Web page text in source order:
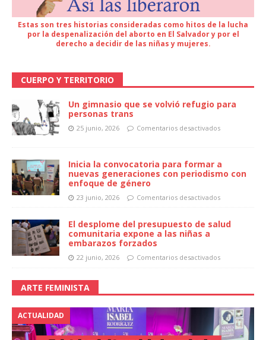
Estas son tres historias consideradas como hitos de la lucha
por la despenalización del aborto en El Salvador y por el
derecho a decidir de las niñas y mujeres.
CUERPO Y TERRITORIO
Un gimnasio que se volvió refugio para
personas trans
25 junio, 2026 Comentarios desactivados
Inicia la convocatoria para formar a
nuevas generaciones con periodismo con
enfoque de género
23 junio, 2026 Comentarios desactivados
El desplome del presupuesto de salud
comunitaria expone a las niñas a
embarazos forzados
22 junio, 2026 Comentarios desactivados
ARTE FEMINISTA
ACTUALIDAD